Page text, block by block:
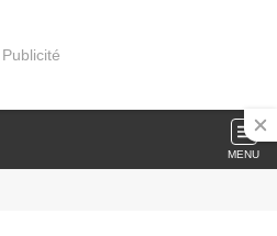
Publicité
MENU